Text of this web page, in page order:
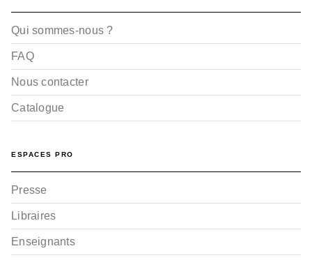
Qui sommes-nous ?
FAQ
Nous contacter
Catalogue
ESPACES PRO
Presse
Libraires
Enseignants